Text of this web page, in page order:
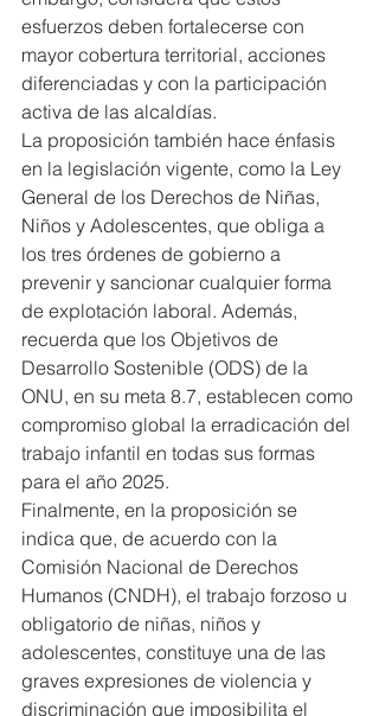
esfuerzos deben fortalecerse con
mayor cobertura territorial, acciones
diferenciadas y con la participación
activa de las alcaldías.
La proposición también hace énfasis
en la legislación vigente, como la Ley
General de los Derechos de Niñas,
Niños y Adolescentes, que obliga a
los tres órdenes de gobierno a
prevenir y sancionar cualquier forma
de explotación laboral. Además,
recuerda que los Objetivos de
Desarrollo Sostenible (ODS) de la
ONU, en su meta 8.7, establecen como
compromiso global la erradicación del
trabajo infantil en todas sus formas
para el año 2025.
Finalmente, en la proposición se
indica que, de acuerdo con la
Comisión Nacional de Derechos
Humanos (CNDH), el trabajo forzoso u
obligatorio de niñas, niños y
adolescentes, constituye una de las
graves expresiones de violencia y
discriminación que imposibilita el